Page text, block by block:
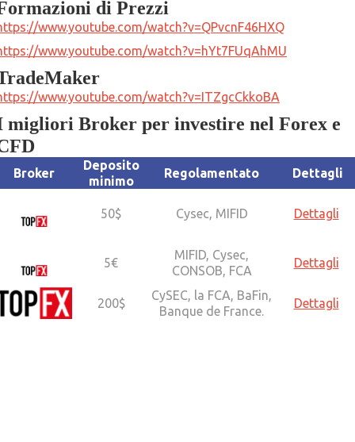
di Prezzi
www.youtube.com/watch?v=QPvcnF46HXQ
www.youtube.com/watch?v=hYt7FUqAhMU
www.youtube.com/watch?v=ITZgcCkkoBA
migliori Broker per investire nel Forex e
Broker
Deposito
minimo
Regolamentato Dettagli
50$ Cysec, MIFID Dettagli
5€
MIFID, Cysec,
CONSOB, FCA
Dettagli
200$
CySEC, la FCA, BaFin,
Banque de France.
Dettagli